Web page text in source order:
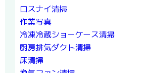
ロスナイ清掃
作業写真
冷凍冷蔵ショーケース清掃
厨房排気ダクト清掃
床清掃